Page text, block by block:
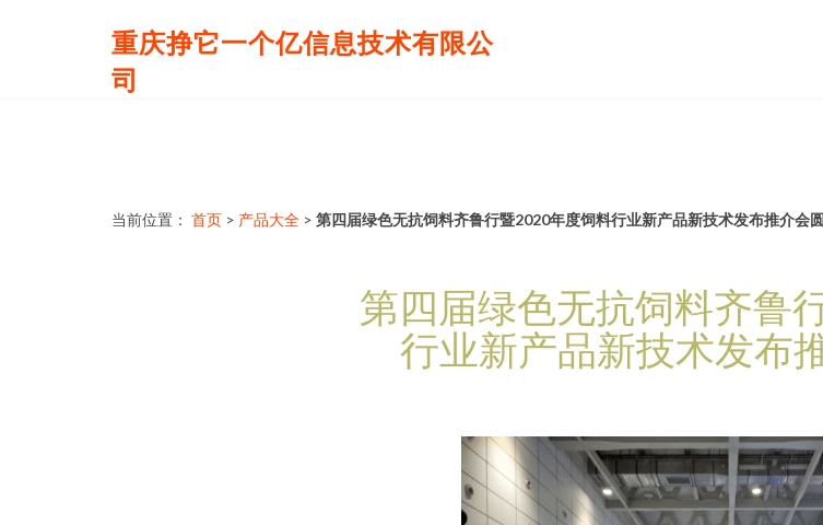
重庆挣它一个亿信息技术有限公
司
当前位置： 首页 > 产品大全 > 第四届绿色无抗饲料齐鲁行暨2020年度饲料行业新产品新技术发布推介会
第四届绿色无抗饲料齐鲁
行业新产品新技术发布